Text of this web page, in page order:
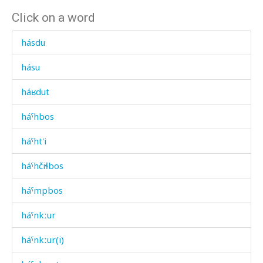
Click on a word
hásdu
hásu
háʁdut
háˤhbos
háˤht'i
háˤhčiɬbos
háˤmpbos
háˤnkːur
háˤnkːur(i)